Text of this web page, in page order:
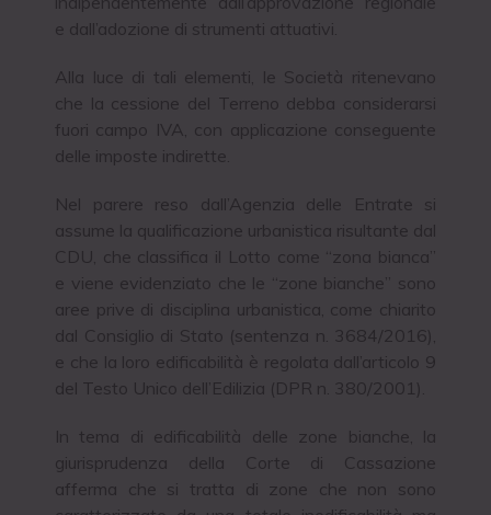
e dall’adozione di strumenti attuativi.
Alla luce di tali elementi, le Società ritenevano
che la cessione del Terreno debba considerarsi
fuori campo IVA, con applicazione conseguente
delle imposte indirette.
Nel parere reso dall’Agenzia delle Entrate si
assume la qualificazione urbanistica risultante dal
CDU, che classifica il Lotto come “zona bianca”
e viene evidenziato che le “zone bianche” sono
aree prive di disciplina urbanistica, come chiarito
dal Consiglio di Stato (sentenza n. 3684/2016),
e che la loro edificabilità è regolata dall’articolo 9
del Testo Unico dell’Edilizia (DPR n. 380/2001).
In tema di edificabilità delle zone bianche, la
giurisprudenza della Corte di Cassazione
afferma che si tratta di zone che non sono